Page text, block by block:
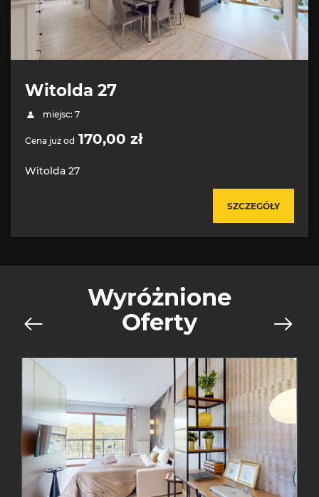
Witolda 27
miejsc: 7
Cena już od 170,00 zł
Witolda 27
SZCZEGÓŁY
Wyróżnione
Oferty